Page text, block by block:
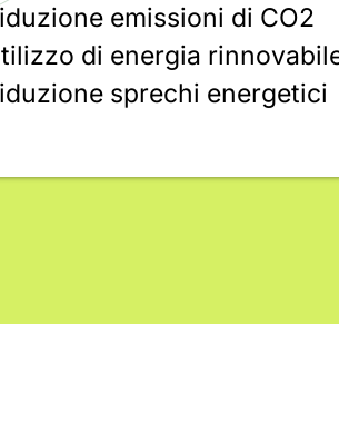
emissioni di CO2
di energia
sprechi energetici